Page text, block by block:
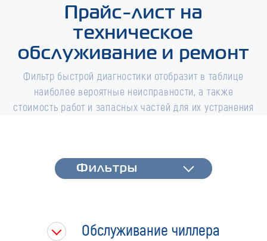
Прайс-лист на
техническое
обслуживание и ремонт
Фильтр быстрой диагностики отобразит в таблице
наиболее вероятные неисправности, а также
стоимость работ и запасных частей для их устранения
Фильтры
Фильтры
Обслуживание чиллера